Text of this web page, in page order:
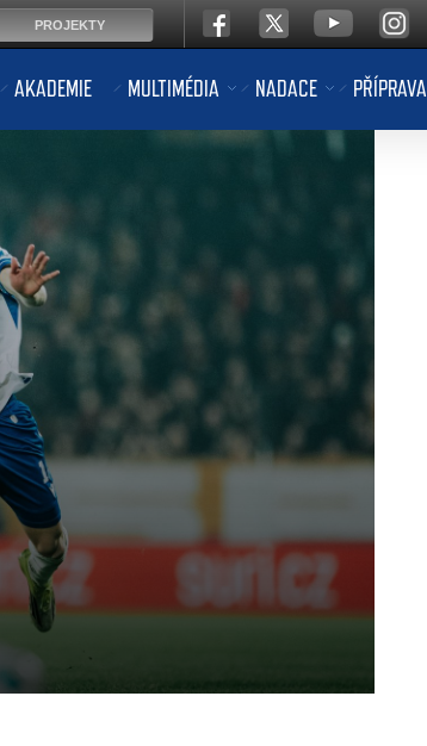
AKADEMIE MULTIMÉDIA NADACE PŘÍPRAVA
PROJEKTY